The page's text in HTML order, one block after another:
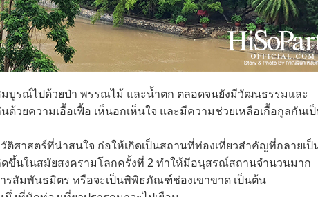
ณ์ไปด้วยป่า พรรณไม้ และน้ำตก ตลอดจนยังมีวัฒนธรรมและ
ยความเอื้อเฟื้อ เห็นอกเห็นใจ และมีความช่วยเหลือเกื้อกูลกันเ
าสตร์ที่น่าสนใจ ก่อให้เกิดเป็นสถานที่ท่องเที่ยวสำคัญที่กลายเป็
ขึ้นในสมัยสงครามโลกครั้งที่ 2 ทำให้มีอนุสรณ์สถานจำนวนมาก
สัมพันธมิตร หรือจะเป็นพิพิธภัณฑ์ช่องเขาขาด เป็นต้น